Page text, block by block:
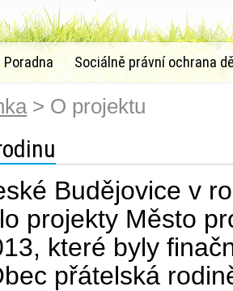
Poradna Sociálně právní ochrana
> O projektu
Budějovice v
projekty Město
které byly
přátelská